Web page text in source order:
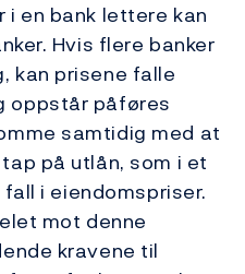
en bank lettere kan
Hvis flere banker
kan prisene falle
oppstår påføres
samtidig med at
på utlån, som i et
i eiendomspriser.
mot denne
kravene til